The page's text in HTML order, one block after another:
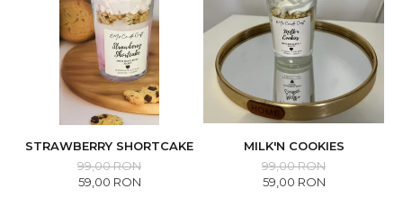
STRAWBERRY SHORTCAKE
99,00 RON
59,00 RON
MILK'N COOKIES
99,00 RON
59,00 RON